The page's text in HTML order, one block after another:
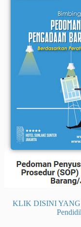
KLIK DISINI